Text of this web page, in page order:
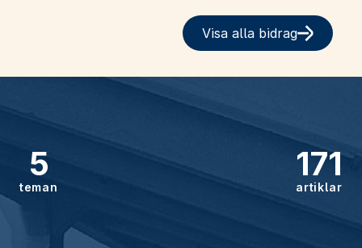
Visa alla bidrag
5
teman
171
artiklar